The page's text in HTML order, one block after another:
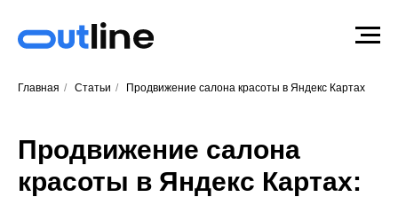
Главная / Статьи / Продвижение салона красоты в Яндекс Картах
Продвижение салона
красоты в Яндекс Картах: